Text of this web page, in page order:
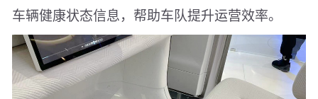
车辆健康状态信息，帮助车队提升运营效率。